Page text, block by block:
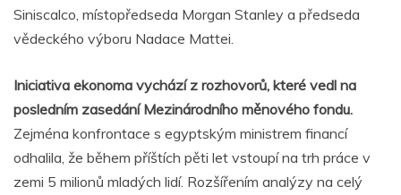
Siniscalco, místopředseda Morgan Stanley a předseda
vědeckého výboru Nadace Mattei.
Iniciativa ekonoma vychází z rozhovorů, které vedl na
posledním zasedání Mezinárodního měnového fondu.
Zejména konfrontace s egyptským ministrem financí
odhalila, že během příštích pěti let vstoupí na trh práce v
zemi 5 milionů mladých lidí. Rozšířením analýzy na celý